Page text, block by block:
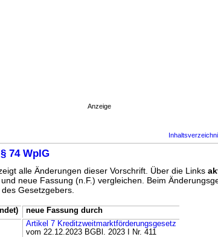
Anzeige
§ 74 WpIG
alle Änderungen dieser Vorschrift. Über die Links
neue Fassung (n.F.) vergleichen. Beim
Gesetzgebers.
neue Fassung durch
Artikel 7 Kreditzweitmarktförderungsgesetz
vom 22.12.2023 BGBl. 2023 I Nr. 411